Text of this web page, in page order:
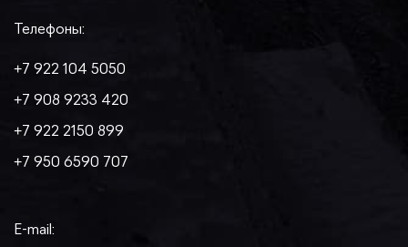
Телефоны:
+7 922 104 5050
+7 908 9233 420
+7 922 2150 899
+7 950 6590 707
E-mail: